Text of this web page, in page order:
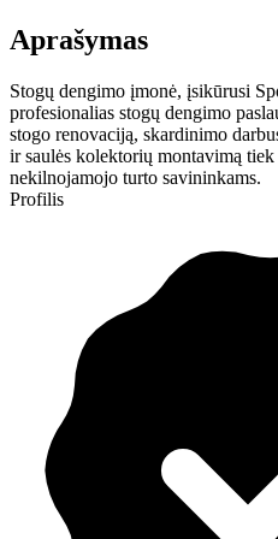
Aprašymas
Stogų dengimo įmonė, įsikūrusi
profesionalias stogų dengimo
stogo renovaciją, skardinimo
ir saulės kolektorių montavimą
nekilnojamojo turto savininkams.
Profilis